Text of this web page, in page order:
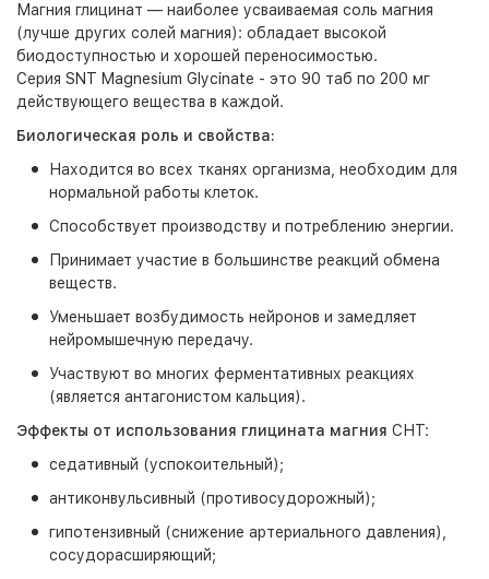
Магния глицинат — наиболее усваиваемая соль магния
(лучше других солей магния): обладает высокой
биодоступностью и хорошей переносимостью.
Серия SNT Magnesium Glycinate - это 90 таб по 200 мг
действующего вещества в каждой.
Биологическая роль и свойства:
Находится во всех тканях организма, необходим для
нормальной работы клеток.
Способствует производству и потреблению энергии.
Принимает участие в большинстве реакций обмена
веществ.
Уменьшает возбудимость нейронов и замедляет
нейромышечную передачу.
Участвуют во многих ферментативных реакциях
(является антагонистом кальция).
Эффекты от использования глицината магния СНТ:
седативный (успокоительный);
антиконвульсивный (противосудорожный);
гипотензивный (снижение артериального давления),
сосудорасширяющий;